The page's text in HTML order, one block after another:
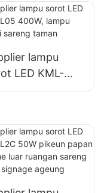
bencana
lampu
LED KML-
400W, lampu